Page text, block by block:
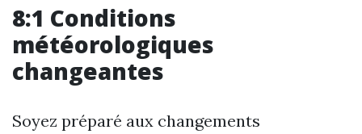
8:1 Conditions
météorologiques
changeantes
Soyez préparé aux changements